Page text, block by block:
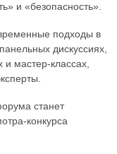
и «безопасность».
подходы в
дискуссиях,
и мастер-классах,
станет
конкурса